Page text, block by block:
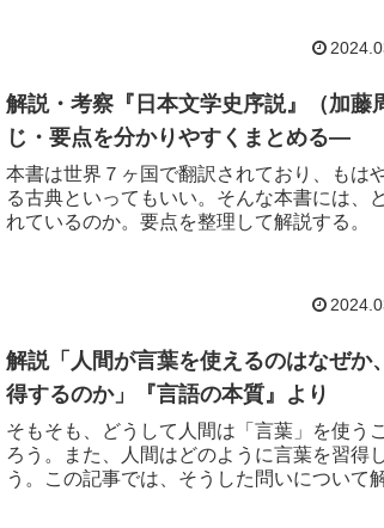
解説・考察『日本文学史序説』（加
じ・要点を分かりやすくまとめる―
本書は世界７ヶ国で翻訳されており、もは
る古典といってもいい。そんな本書には、
れているのか。要点を整理して解説する。
解説「人間が言葉を使えるのはなぜか
得するのか」『言語の本質』より
そもそも、どうして人間は「言葉」を使う
ろう。また、人間はどのように言葉を習得
う。この記事では、そうした問いについて